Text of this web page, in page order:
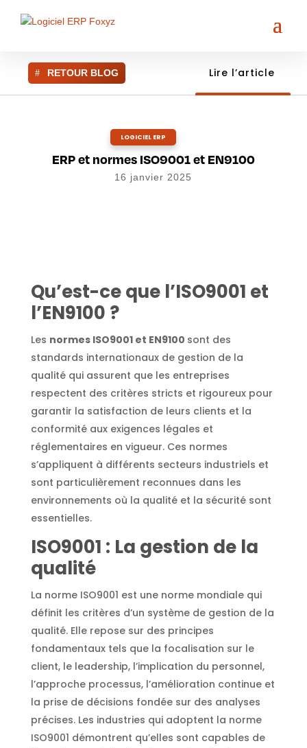
RETOUR BLOG Lire l’article
LOGICIEL ERP
ERP et normes ISO9001 et EN9100
16 janvier 2025
Qu’est-ce que l’ISO9001 et
l’EN9100 ?
Les normes ISO9001 et EN9100 sont des
standards internationaux de gestion de la
qualité qui assurent que les entreprises
respectent des critères stricts et rigoureux pour
garantir la satisfaction de leurs clients et la
conformité aux exigences légales et
réglementaires en vigueur. Ces normes
s’appliquent à différents secteurs industriels et
sont particulièrement reconnues dans les
environnements où la qualité et la sécurité sont
essentielles.
ISO9001 : La gestion de la
qualité
La norme ISO9001 est une norme mondiale qui
définit les critères d’un système de gestion de la
qualité. Elle repose sur des principes
fondamentaux tels que la focalisation sur le
client, le leadership, l’implication du personnel,
l’approche processus, l’amélioration continue et
la prise de décisions fondée sur des analyses
précises. Les industries qui adoptent la norme
ISO9001 démontrent qu’elles sont capables de